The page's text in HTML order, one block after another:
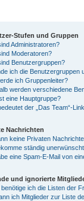
Stufen und Gruppen
Administratoren?
Moderatoren?
Benutzergruppen?
ich die Benutzergruppen
ich Gruppenleiter?
werden verschiedene
eine Hauptgruppe?
der „Das Team“-
Nachrichten
keine Privaten
ständig
eine Spam-E-Mail von
und ignorierte
ich die Listen der
ich Mitglieder zur Liste